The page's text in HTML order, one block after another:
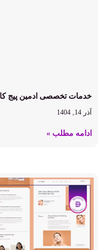
خدمات تخصصی ادمین پیج
آذر 14, 1404
ادامه مطلب »